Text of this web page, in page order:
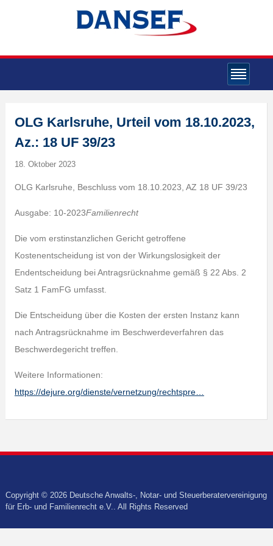
OLG Karlsruhe, Urteil vom 18.10.2023,
Az.: 18 UF 39/23
18. Oktober 2023
OLG Karlsruhe, Beschluss vom 18.10.2023, AZ 18 UF 39/23
Ausgabe: 10-2023Familienrecht
Die vom erstinstanzlichen Gericht getroffene
Kostenentscheidung ist von der Wirkungslosigkeit der
Endentscheidung bei Antragsrücknahme gemäß § 22 Abs. 2
Satz 1 FamFG umfasst.
Die Entscheidung über die Kosten der ersten Instanz kann
nach Antragsrücknahme im Beschwerdeverfahren das
Beschwerdegericht treffen.
Weitere Informationen:
https://dejure.org/dienste/vernetzung/rechtspre…
Copyright © 2026 Deutsche Anwalts-, Notar- und Steuerberatervereinigung
für Erb- und Familienrecht e.V.. All Rights Reserved